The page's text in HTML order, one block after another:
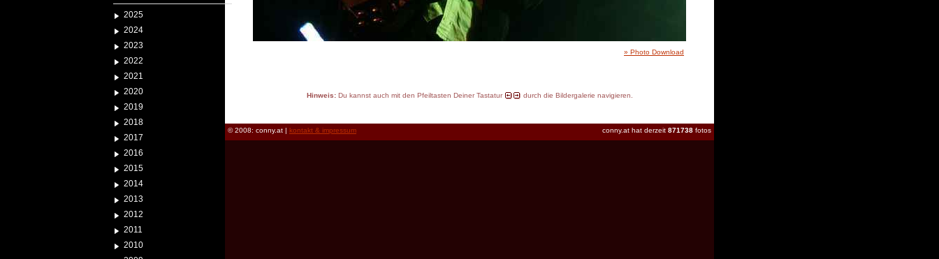
2025
2024
2023
2022
2021
2020
2019
2018
2017
2016
2015
2014
2013
2012
2011
2010
» Photo Download
Hinweis:Du kannst auch mit den Pfeiltasten Deiner Tastatur durch die Bildergalerie navigieren.
conny.at hat derzeit 871738 fotos
© 2008: conny.at | kontakt & impressum